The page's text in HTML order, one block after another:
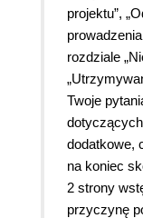
projektu”,
rozdziale
Twoje
dotyczących
dodatkowe,
na koniec
2 strony
przyczynę